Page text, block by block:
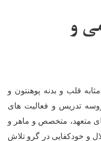
و
قلب و بدنه پوهنتون و
تدریس و فعالیت های
متعهد، متخصص و ماهر و
و خودکفایی در گرو تلاش